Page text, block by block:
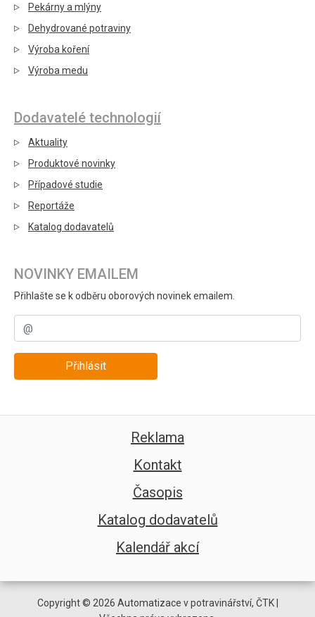
Pekárny a mlýny
Dehydrované potraviny
Výroba koření
Výroba medu
Dodavatelé technologií
Aktuality
Produktové novinky
Případové studie
Reportáže
Katalog dodavatelů
NOVINKY EMAILEM
Přihlašte se k odběru oborových novinek emailem.
Přihlásit
Reklama
Kontakt
Časopis
Katalog dodavatelů
Kalendář akcí
Copyright © 2026 Automatizace v potravinářství, ČTK |